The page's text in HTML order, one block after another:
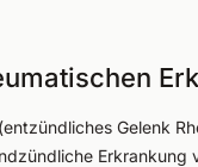
(entzündliches Gelenk
Erkrankung